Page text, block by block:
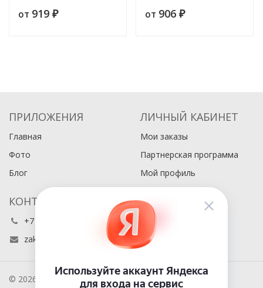
от 919 ₽ от 906 ₽
ПРИЛОЖЕНИЯ
Главная
Фото
Блог
ЛИЧНЫЙ КАБИНЕТ
Мои заказы
Партнерская программа
Мой профиль
КОНТАКТЫ
+7 (495) 486-80-76
zakaz@buyabook.ru
© 2026 BuyaBook